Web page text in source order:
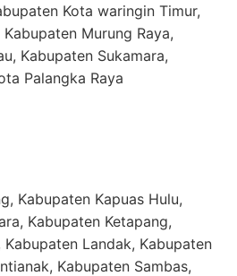
Kota waringin Timur,
Murung Raya,
Kabupaten Sukamara,
Palangka Raya
Kabupaten Kapuas Hulu,
Kabupaten Ketapang,
Kabupaten Landak, Kabupaten
Kabupaten Sambas,